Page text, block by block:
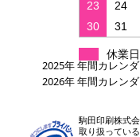
23 24
30
31
休業日
2025年 年間カレン
2026年 年間カレン
駒田印刷株式
取り扱ってい